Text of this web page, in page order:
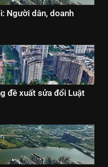
Người dân, doanh
đề xuất sửa đổi Luật